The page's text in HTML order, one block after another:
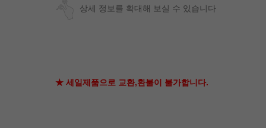
상세 정보를 확대해 보실 수 있습니다
★ 세일제품으로 교환,환불이 불가합니다.